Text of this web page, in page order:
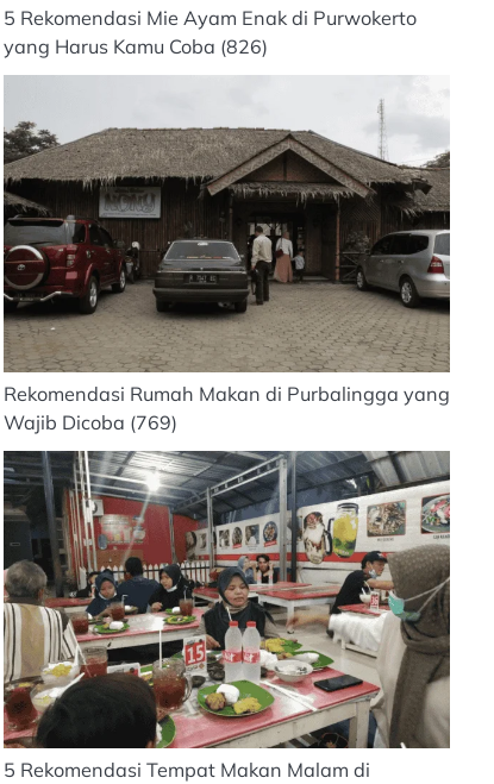
5 Rekomendasi Mie Ayam Enak di Purwokerto
yang Harus Kamu Coba (826)
Rekomendasi Rumah Makan di Purbalingga yang
Wajib Dicoba (769)
5 Rekomendasi Tempat Makan Malam di